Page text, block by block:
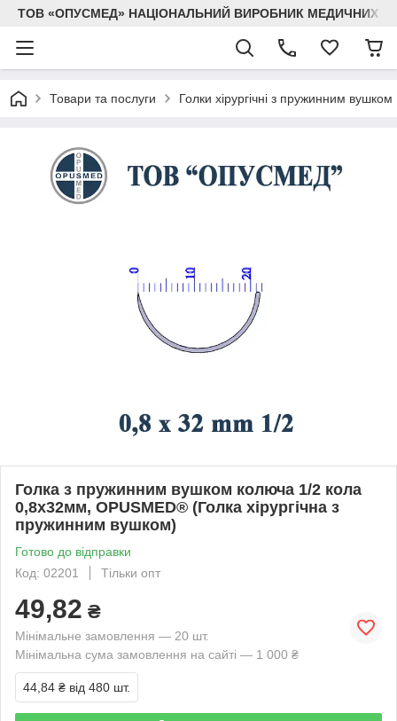
ТОВ «ОПУСМЕД» НАЦІОНАЛЬНИЙ ВИРОБНИК МЕДИЧНИХ
Товари та послуги Голки хірургічні з пружинним вушком
Голка з пружинним вушком колюча 1/2 кола
0,8х32мм, OPUSMED® (Голка хірургічна з
пружинним вушком)
Готово до відправки
Код: 02201
Тільки опт
49,82 ₴
Мінімальне замовлення — 20 шт.
Мінімальна сума замовлення на сайті — 1 000 ₴
44,84 ₴ від 480 шт.